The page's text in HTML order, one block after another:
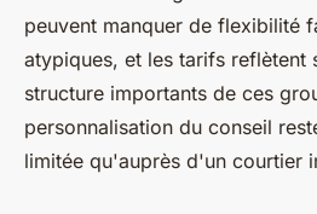
peuvent manquer de flexibilité
atypiques, et les tarifs reflètent
structure importants de ces
personnalisation du conseil
limitée qu'auprès d'un courtier